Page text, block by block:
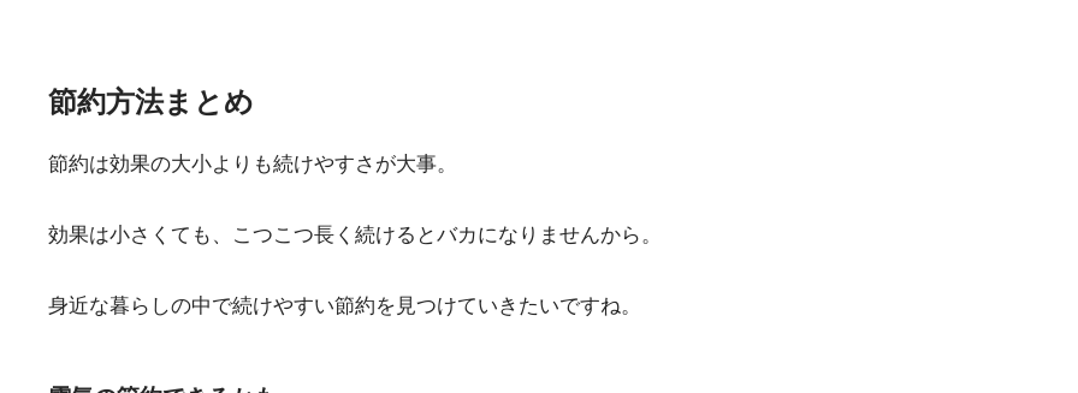
節約方法まとめ
節約は効果の大小よりも続けやすさが大事。
効果は小さくても、こつこつ長く続けるとバカになりませんから。
身近な暮らしの中で続けやすい節約を見つけていきたいですね。